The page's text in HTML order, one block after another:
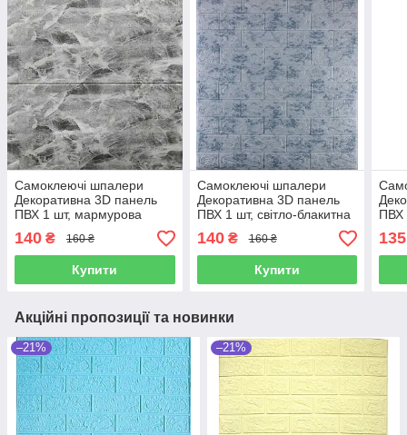
Самоклеючі шпалери
Декоративна 3D панель
ПВХ 1 шт, мармурова
плитка
140 ₴ 160 ₴
Купити
Самоклеючі шпалери
Декоративна 3D панель
ПВХ 1 шт, світло-блакитна
мармурова цегла
140₴ 160 ₴
Купити
ПВХ
135
Акційні пропозиції та новинки
–21% –21%